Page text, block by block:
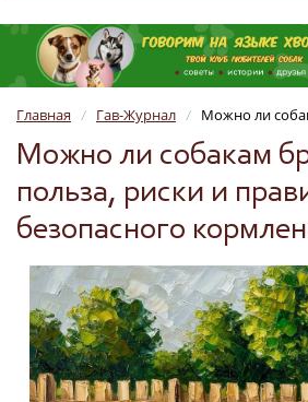
Главная / Гав-Журнал / Можно ли
Можно ли собакам
польза, риски и
безопасного